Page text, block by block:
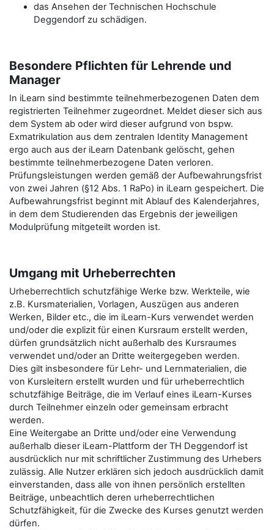
das Ansehen der Technischen Hochschule
Deggendorf zu schädigen.
Besondere Pflichten für Lehrende und
Manager
In iLearn sind bestimmte teilnehmerbezogenen Daten dem
registrierten Teilnehmer zugeordnet. Meldet dieser sich aus
dem System ab oder wird dieser aufgrund von bspw.
Exmatrikulation aus dem zentralen Identity Management
ergo auch aus der iLearn Datenbank gelöscht, gehen
bestimmte teilnehmerbezogene Daten verloren.
Prüfungsleistungen werden gemäß der Aufbewahrungsfrist
von zwei Jahren (§12 Abs. 1 RaPo) in iLearn gespeichert. Die
Aufbewahrungsfrist beginnt mit Ablauf des Kalenderjahres,
in dem dem Studierenden das Ergebnis der jeweiligen
Modulprüfung mitgeteilt worden ist.
Umgang mit Urheberrechten
Urheberrechtlich schutzfähige Werke bzw. Werkteile, wie
z.B. Kursmaterialien, Vorlagen, Auszügen aus anderen
Werken, Bilder etc., die im iLearn-Kurs verwendet werden
und/oder die explizit für einen Kursraum erstellt werden,
dürfen grundsätzlich nicht außerhalb des Kursraumes
verwendet und/oder an Dritte weitergegeben werden.
Dies gilt insbesondere für Lehr- und Lernmaterialien, die
von Kursleitern erstellt wurden und für urheberrechtlich
schutzfähige Beiträge, die im Verlauf eines iLearn-Kurses
durch Teilnehmer einzeln oder gemeinsam erbracht
werden.
Eine Weitergabe an Dritte und/oder eine Verwendung
außerhalb dieser iLearn-Plattform der TH Deggendorf ist
ausdrücklich nur mit schriftlicher Zustimmung des Urhebers
zulässig. Alle Nutzer erklären sich jedoch ausdrücklich damit
einverstanden, dass alle von ihnen persönlich erstellten
Beiträge, unbeachtlich deren urheberrechtlichen
Schutzfähigkeit, für die Zwecke des Kurses genutzt werden
dürfen.